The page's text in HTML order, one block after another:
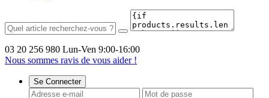
03 20 256 980 Lun-Ven 9:00-16:00
Nous sommes ravis de vous aider !
Se Connecter